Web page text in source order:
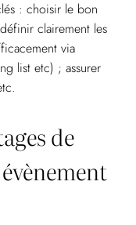
: choisir le bon
clairement les
via
list etc) ; assurer
de